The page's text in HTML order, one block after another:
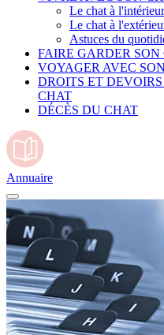
Le chat à l'intérieur
Le chat à
Astuces du
FAIRE GARDER SON
VOYAGER AVEC
DROITS ET
CHAT
DÉCÈS DU CHAT
Annuaire